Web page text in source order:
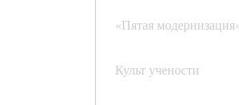
«Пятая
Культ учености